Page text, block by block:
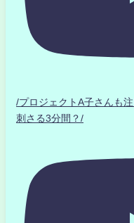
/プロジェクトA子さん
刺さる3分間？/